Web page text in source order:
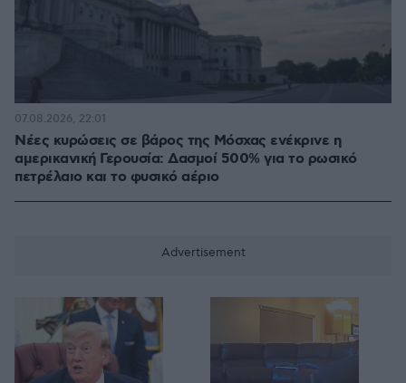
Νέες κυρώσεις σε βάρος της Μόσχας ενέκρινε η
αμερικανική Γερουσία: Δασμοί 500% για το ρωσικό
πετρέλαιο και το φυσικό αέριο
07.08.2026, 22:01